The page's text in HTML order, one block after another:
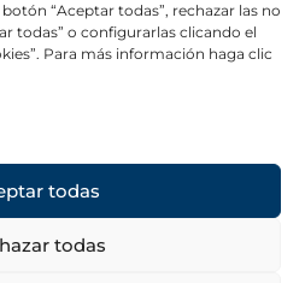
“Aceptar todas”, rechazar las no
todas” o configurarlas clicando el
Para más información haga clic
todas
todas
de privacidad